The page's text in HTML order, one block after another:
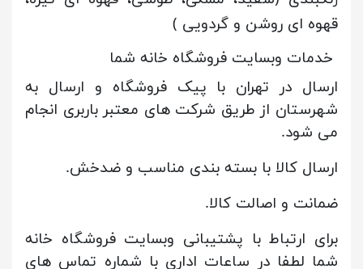
قهوه ای روشن و گردویی )
خدمات وبسایت فروشگاه خانه شما
ارسال در تهران با پیک فروشگاه و ارسال به
شهرستان از طریق شرکت های معتبر باربری انجام
می شود.
ارسال کالا با بسته بندی مناسب و ضدخش.
ضمانت و اصالت کالا.
برای ارتباط با پشتیبانی وبسایت فروشگاه خانه
شما لطفا در ساعات اداری با شماره تماس های